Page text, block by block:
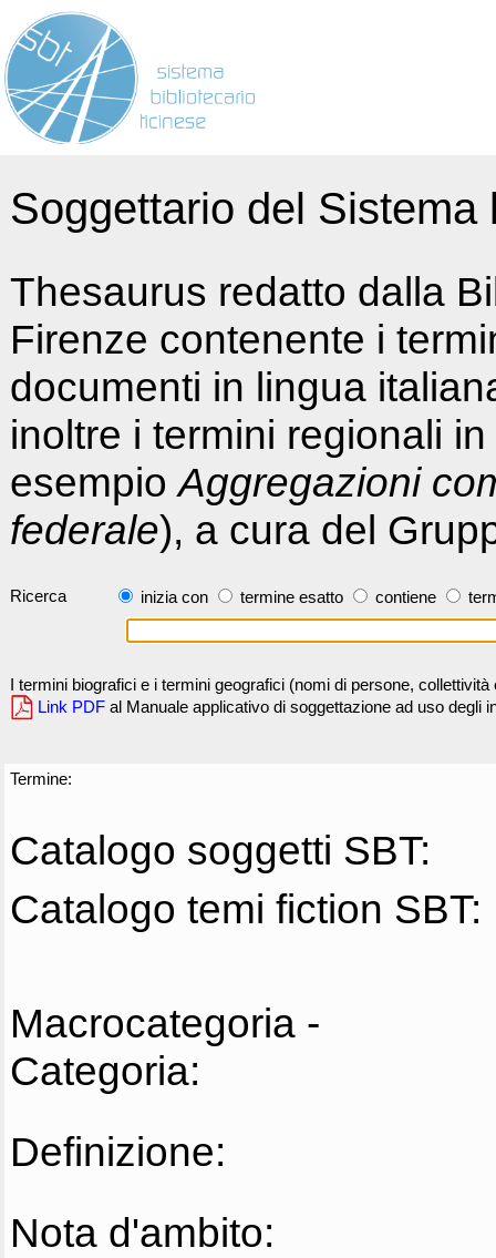
Soggettario del
Thesaurus redatto dalla
Firenze contenente i
documenti in lingua
inoltre i termini regionali
esempioAggregazioni
federale), a cura del
Ricerca inizia con termine esatto contiene
I termini biografici e i termini geografici (nomi di persone,
Link PDF al Manuale applicativo di soggettazione ad uso degli
Termine:
Catalogo soggetti SBT:
Catalogo temi fiction SBT:
Macrocategoria -
Categoria:
Definizione:
Nota d'ambito: